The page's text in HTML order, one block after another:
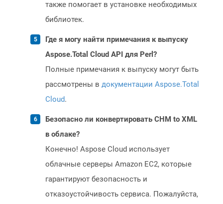
также помогает в установке необходимых
библиотек.
Где я могу найти примечания к выпуску
Aspose.Total Cloud API для Perl?
Полные примечания к выпуску могут быть
рассмотрены в документации Aspose.Total
Cloud.
Безопасно ли конвертировать CHM to XML
в облаке?
Конечно! Aspose Cloud использует
облачные серверы Amazon EC2, которые
гарантируют безопасность и
отказоустойчивость сервиса. Пожалуйста,